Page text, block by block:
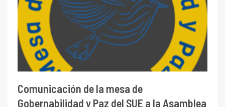
Comunicación de la mesa de
Gobernabilidad y Paz del SUE a la Asamblea